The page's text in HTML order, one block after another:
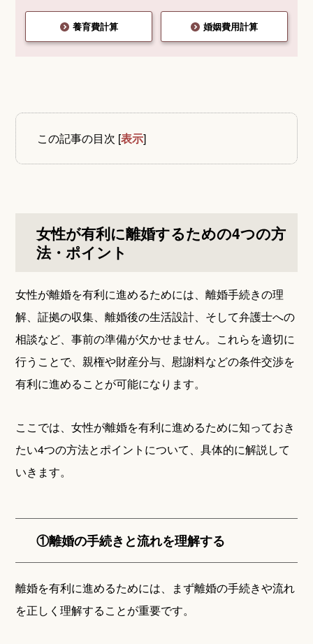
養育費計算 婚姻費用計算
この記事の目次 [表示]
女性が有利に離婚するための4つの方
法・ポイント
女性が離婚を有利に進めるためには、離婚手続きの理
解、証拠の収集、離婚後の生活設計、そして弁護士への
相談など、事前の準備が欠かせません。これらを適切に
行うことで、親権や財産分与、慰謝料などの条件交渉を
有利に進めることが可能になります。
ここでは、女性が離婚を有利に進めるために知っておき
たい4つの方法とポイントについて、具体的に解説して
いきます。
①離婚の手続きと流れを理解する
離婚を有利に進めるためには、まず離婚の手続きや流れ
を正しく理解することが重要です。